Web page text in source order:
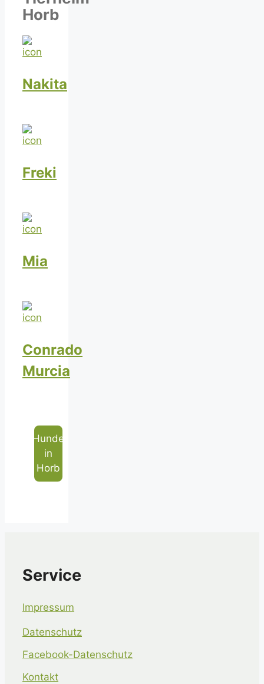
Horb
Nakita
Freki
Mia
Conrado
Murcia
Hunde
in
Horb
Service
Impressum
Datenschutz
Facebook-Datenschutz
Kontakt